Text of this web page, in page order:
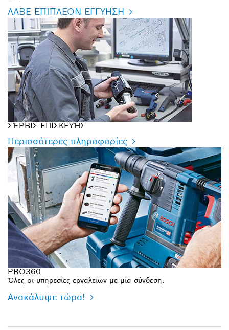
ΛΑΒΕ ΕΠΙΠΛΕΟΝ ΕΓΓΥΗΣΗ
ΣΈΡΒΙΣ ΕΠΙΣΚΕΥΉΣ
Περισσότερες πληροφορίες
PRO360
Όλες οι υπηρεσίες εργαλείων με μία σύνδεση.
Ανακάλυψε τώρα!